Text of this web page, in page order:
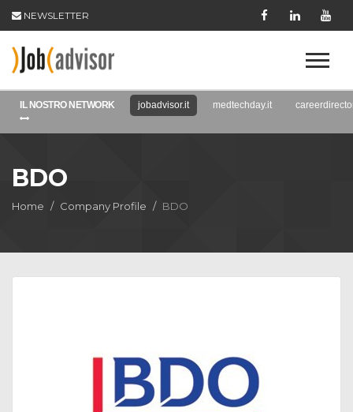
NEWSLETTER
IL NOSTRO NETWORK jobadvisor.it medtechday.it
BDO
Home Company Profile BDO